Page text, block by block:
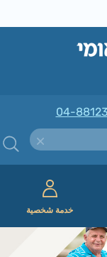
04-
خدمة شخصية